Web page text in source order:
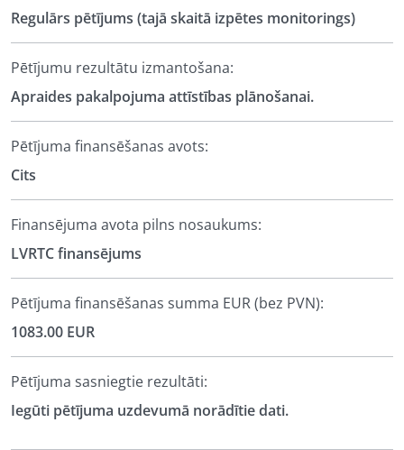
Regulārs pētījums (tajā skaitā izpētes monitorings)
Pētījumu rezultātu izmantošana:
Apraides pakalpojuma attīstības plānošanai.
Pētījuma finansēšanas avots:
Cits
Finansējuma avota pilns nosaukums:
LVRTC finansējums
Pētījuma finansēšanas summa EUR (bez PVN):
1083.00 EUR
Pētījuma sasniegtie rezultāti:
Iegūti pētījuma uzdevumā norādītie dati.